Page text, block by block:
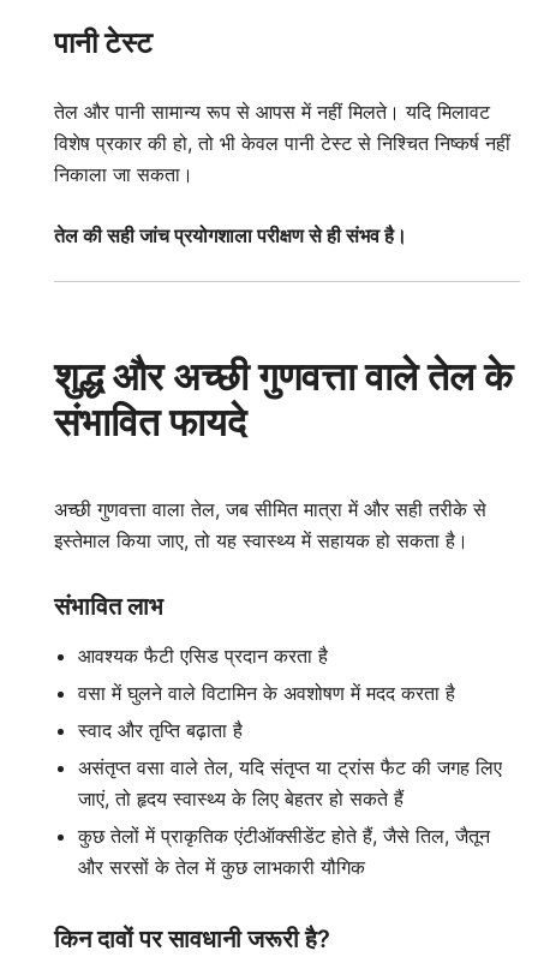
पानी टेस्ट
तेल और पानी सामान्य रूप से आपस में नहीं मिलते। यदि मिलावट
विशेष प्रकार की हो, तो भी केवल पानी टेस्ट से निश्चित निष्कर्ष नहीं
निकाला जा सकता।
तेल की सही जांच प्रयोगशाला परीक्षण से ही संभव है।
शुद्ध और अच्छी गुणवत्ता वाले तेल के
संभावित फायदे
अच्छी गुणवत्ता वाला तेल, जब सीमित मात्रा में और सही तरीके से
इस्तेमाल किया जाए, तो यह स्वास्थ्य में सहायक हो सकता है।
संभावित लाभ
आवश्यक फैटी एसिड प्रदान करता है
वसा में घुलने वाले विटामिन के अवशोषण में मदद करता है
स्वाद और तृप्ति बढ़ाता है
असंतृप्त वसा वाले तेल, यदि संतृप्त या ट्रांस फैट की जगह लिए
जाएं, तो हृदय स्वास्थ्य के लिए बेहतर हो सकते हैं
कुछ तेलों में प्राकृतिक एंटीऑक्सीडेंट होते हैं, जैसे तिल, जैतून
और सरसों के तेल में कुछ लाभकारी यौगिक
किन दावों पर सावधानी जरूरी है?